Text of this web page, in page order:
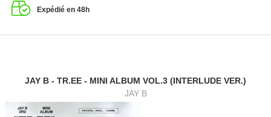
Expédié en 48h
JAY B - TR.EE - MINI ALBUM VOL.3 (INTERLUDE VER.)
JAY B